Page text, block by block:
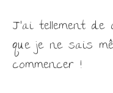
J’ai tellement
que je ne sais
commencer !